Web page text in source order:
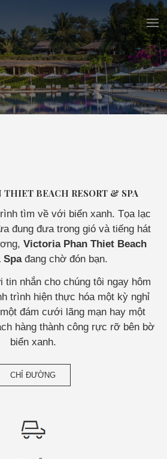
BEACH RESORT & SPA
tìm về với biển xanh. Tọa lạc
đung đưa trong gió và tiếng hát
Victoria Phan Thiet Beach
Spađang chờ đón bạn.
tin nhắn cho chúng tôi ngay hôm
trình hiện thực hóa một kỳ nghỉ
đám cưới lãng mạn hay một
hàng thành công rực rỡ bên bờ
biển xanh.
CHỈ ĐƯỜNG